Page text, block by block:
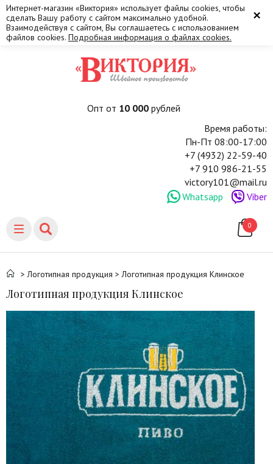
×
Интернет-магазин «Виктория» использует файлы cookies, чтобы
сделать Вашу работу с сайтом максимально удобной.
Взаимодействуя с сайтом, Вы соглашаетесь с использованием
файлов cookies. Подробная информация о файлах cookies.
Опт от 10 000рублей
Время работы:
Пн-Пт 08:00-17:00
+7 (4932) 22-59-40
+7 910 986-21-55
victory101@mail.ru
Whatsapp
Viber
0
> Логотипная продукция > Логотипная продукция Клинское
Логотипная продукция Клинское